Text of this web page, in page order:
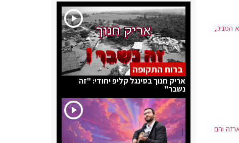
המניק,
והם
ברוח התקופה
אריק חנוך בסינגל קליפ יחודי: "זה
נשבר"